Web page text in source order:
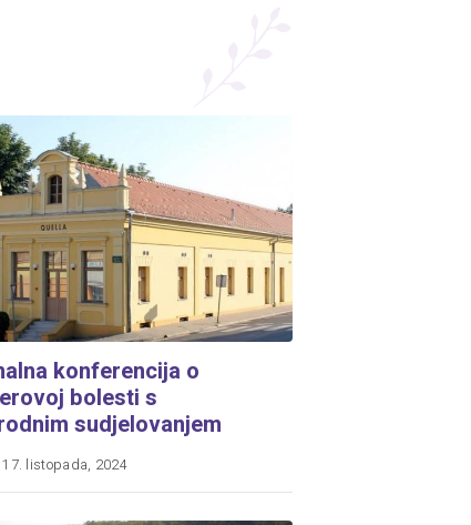
konferencija o
bolesti s
sudjelovanjem
17. listopada, 2024